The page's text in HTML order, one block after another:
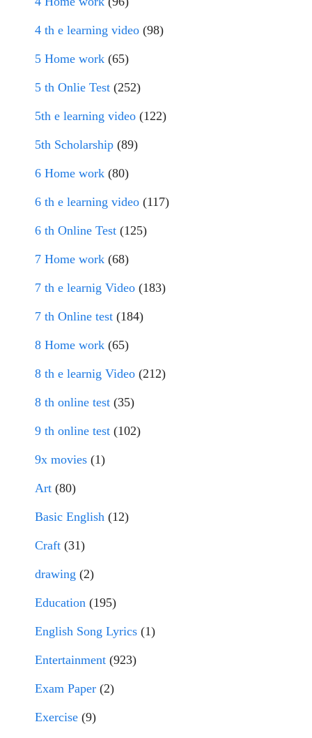
4 th e learning video (98)
5 Home work (65)
5 th Onlie Test (252)
5th e learning video (122)
5th Scholarship (89)
6 Home work (80)
6 th e learning video (117)
6 th Online Test (125)
7 Home work (68)
7 th e learnig Video (183)
7 th Online test (184)
8 Home work (65)
8 th e learnig Video (212)
8 th online test (35)
9 th online test (102)
9x movies (1)
Art (80)
Basic English (12)
Craft (31)
drawing (2)
Education (195)
English Song Lyrics (1)
Entertainment (923)
Exam Paper (2)
Exercise (9)